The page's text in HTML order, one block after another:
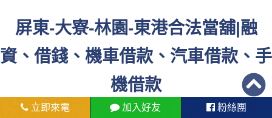
屏東-大寮-林園-東港合法當舖|融
資、借錢、機車借款、汽車借款、手
機借款
立即來電 加入好友 粉絲團